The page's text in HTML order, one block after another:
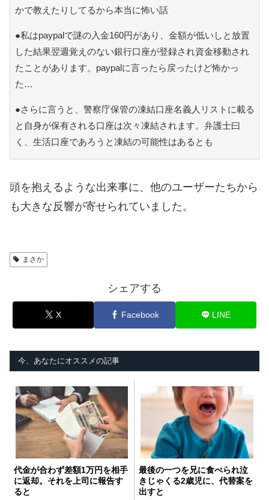
かで教えたりしてるから本当に怖い話
●私はpaypalで謎の入金160円があり、金額が低いしと放置
した結果翌週覚えのない銀行口座が登録され資金移動され
たことがあります。paypalに言ったら戻ったけど怖かっ
た…
●さらに言うと、警察庁保管の凍結口座名義人リストに載る
と自身が保有される口座は次々凍結されます。弁護士曰
く、生活口座であろうと凍結の可能性はあるとも
頭を抱えるような出来事に、他のユーザーたちから
も大きな反響が寄せられていました。
まさか
シェアする
X Facebook LINE
今、あなたにオススメの記事
代金が合わず差額1万円を相手
に返却。それを上司に報告す
ると
最後の一つを兄に食べられ泣
きじゃくる2歳児に、代替案を
出すと